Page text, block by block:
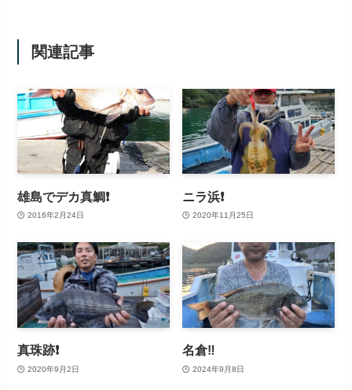
関連記事
雄島でデカ真鯛❗
2016年2月24日
ニラ浜❗
2020年11月25日
真珠跡❗
2020年9月2日
名倉‼️
2024年9月8日